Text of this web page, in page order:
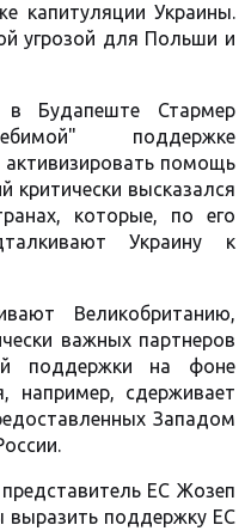
капитуляции Украины.
угрозой для Польши и
Будапеште Стармер
поддержке
активизировать помощь
критически высказался
которые, по его
Украину к
Великобританию,
важных партнеров
поддержки на фоне
например, сдерживает
Западом
ЕС Жозеп
выразить поддержку ЕС